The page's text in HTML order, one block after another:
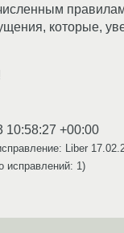
которые,
10:58:27 +00:00
Liber
исправлений: 1)